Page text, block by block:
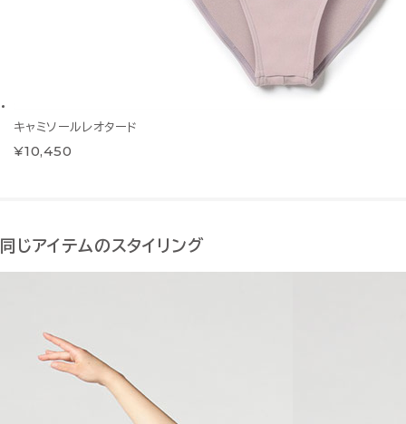
キャミソールレオタード
¥10,450
同じアイテムのスタイリング